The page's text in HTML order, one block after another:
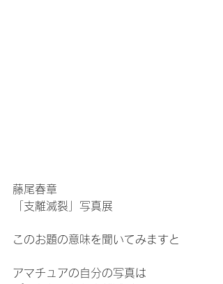
藤尾春章
「支離滅裂」写真展
このお題の意味を聞いてみますと
アマチュアの自分の写真は